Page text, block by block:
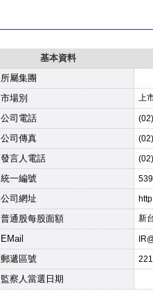
基本資料
所屬集團
市場別 上
公司電話
公司傳真
發言人電話
統一編號
公司網址
普通股每股面額 新
EMail
郵遞區號 221
監察人當選日期